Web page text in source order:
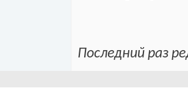
Последний раз